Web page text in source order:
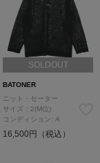
SOLDOUT
BATONER
ニット・セーター
サイズ：2(M位)
コンディション: A
16,500円（税込）